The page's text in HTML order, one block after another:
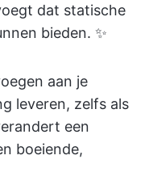
dat statische
bieden. ✨
aan je
leveren, zelfs als
een
boeiende,